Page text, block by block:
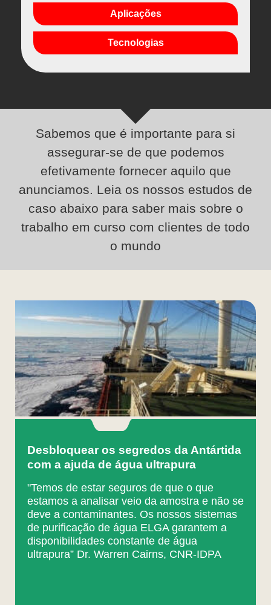
Aplicações
Tecnologias
Sabemos que é importante para si
assegurar-se de que podemos
efetivamente fornecer aquilo que
anunciamos. Leia os nossos estudos de
caso abaixo para saber mais sobre o
trabalho em curso com clientes de todo
o mundo
Desbloquear os segredos da Antártida
com a ajuda de água ultrapura
"Temos de estar seguros de que o que
estamos a analisar veio da amostra e não se
deve a contaminantes. Os nossos sistemas
de purificação de água ELGA garantem a
disponibilidades constante de água
ultrapura” Dr. Warren Cairns, CNR-IDPA